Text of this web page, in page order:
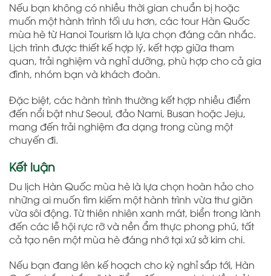
Nếu bạn không có nhiều thời gian chuẩn bị hoặc
muốn một hành trình tối ưu hơn, các tour Hàn Quốc
mùa hè từ Hanoi Tourism là lựa chọn đáng cân nhắc.
Lịch trình được thiết kế hợp lý, kết hợp giữa tham
quan, trải nghiệm và nghỉ dưỡng, phù hợp cho cả gia
đình, nhóm bạn và khách đoàn.
Đặc biệt, các hành trình thường kết hợp nhiều điểm
đến nổi bật như Seoul, đảo Nami, Busan hoặc Jeju,
mang đến trải nghiệm đa dạng trong cùng một
chuyến đi.
Kết luận
Du lịch Hàn Quốc mùa hè là lựa chọn hoàn hảo cho
những ai muốn tìm kiếm một hành trình vừa thư giãn
vừa sôi động. Từ thiên nhiên xanh mát, biển trong lành
đến các lễ hội rực rỡ và nền ẩm thực phong phú, tất
cả tạo nên một mùa hè đáng nhớ tại xứ sở kim chi.
Nếu bạn đang lên kế hoạch cho kỳ nghỉ sắp tới, Hàn